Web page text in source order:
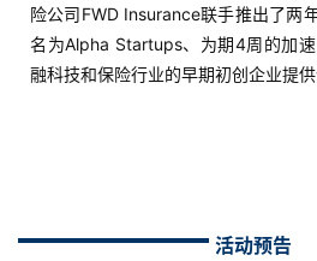
享
案
操
险公司FWD Insurance联手推出了两
名为Alpha Startups、为期4周的加
融科技和保险行业的早期初创企业提供
活动预告